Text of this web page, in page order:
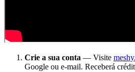
Crie a sua conta — Visite
Google ou e-mail. Receberá